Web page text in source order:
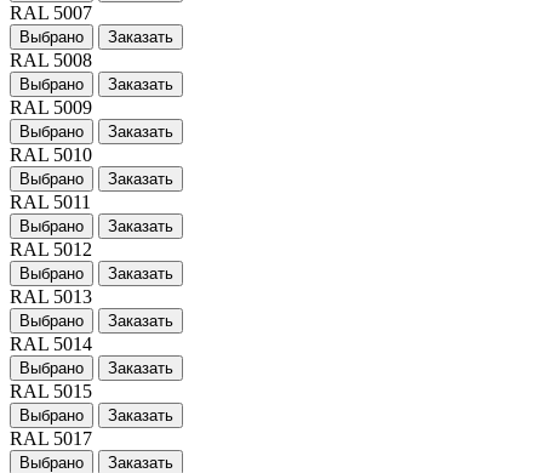
RAL 5007
Выбрано Заказать
RAL 5008
Выбрано Заказать
RAL 5009
Выбрано Заказать
RAL 5010
Выбрано Заказать
RAL 5011
Выбрано Заказать
RAL 5012
Выбрано Заказать
RAL 5013
Выбрано Заказать
RAL 5014
Выбрано Заказать
RAL 5015
Выбрано Заказать
RAL 5017
Выбрано Заказать